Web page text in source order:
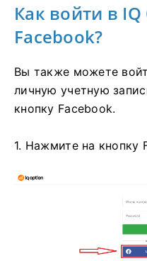
Как войти в
Facebook?
Вы также можете
личную учетную
кнопку Facebook.
1. Нажмите на кнопку